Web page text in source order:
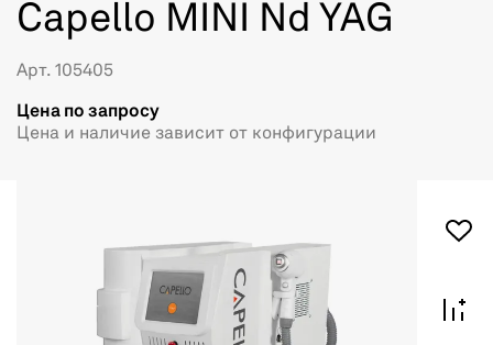
Capello MINI Nd YAG
Арт. 105405
Цена по запросу
Цена и наличие зависит от конфигурации